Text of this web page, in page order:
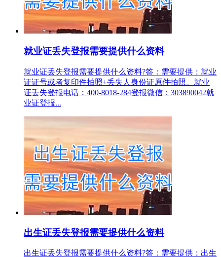
就业证丢失登报需要提供什么资料
就业证丢失登报需要提供什么资料?答：需要提供：就业
证证号或者复印件拍照+丢失人身份证原件拍照。就业
证丢失登报电话：400-8018-284登报微信：303890042就
业证登报...
出生证丢失登报需要提供什么资料
出生证丢失登报需要提供什么资料?答：需要提供：出生